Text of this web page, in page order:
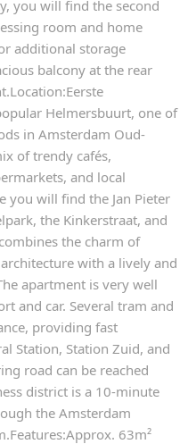
you will find the second
room and home
additional storage
balcony at the rear
Helmersbuurt, one of
in Amsterdam Oud-
of trendy cafés,
and local
you will find the Jan Pieter
the Kinkerstraat, and
the charm of
with a lively and
apartment is very well
and car. Several tram and
providing fast
Station, Station Zuid, and
road can be reached
district is a 10-minute
the Amsterdam
63m²